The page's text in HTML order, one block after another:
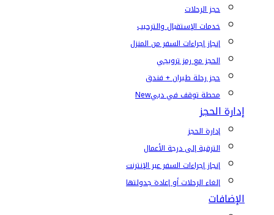
حجز الرحلات
خدمات الإستقبال والترحيب
إنجاز إجراءات السفر من المنزل
الحجز مع رمز ترويجي
حجز رحلة طيران + فندق
محطة توقف في دبيNew
إدارة الحجز
إدارة الحجز
الترقية إلى درجة الأعمال
إنجاز إجراءات السفر عبر الإنترنت
إلغاء الرحلات أو إعادة جدولتها
الإضافات